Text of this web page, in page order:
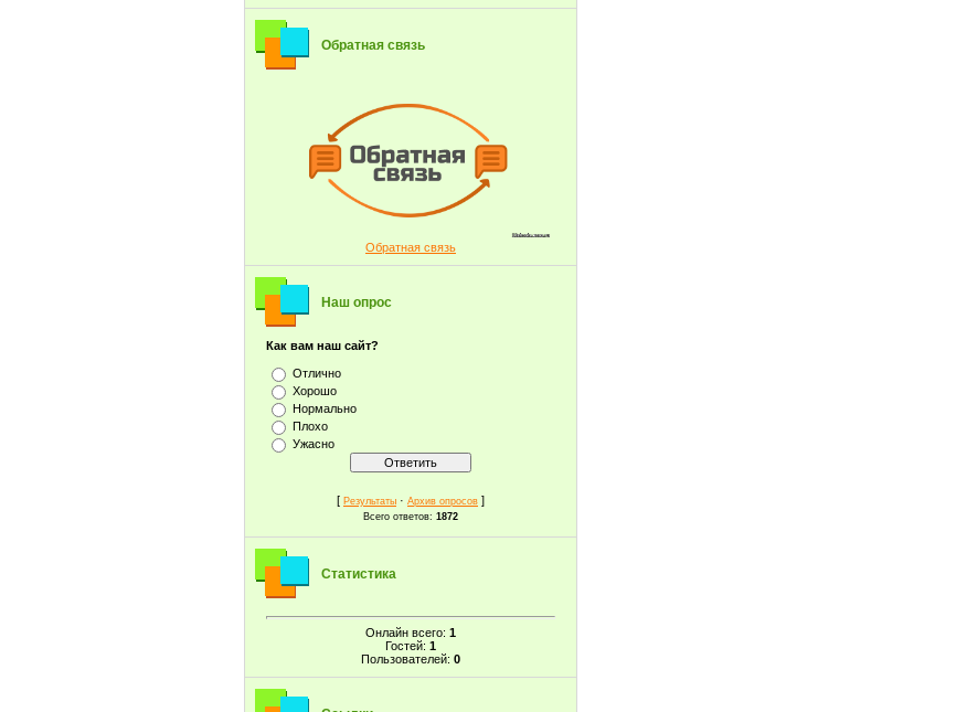
Обратная связь
Обратная связь
Наш опрос
Как вам наш сайт?
Отлично
Хорошо
Нормально
Плохо
Ужасно
[ Результаты · Архив опросов ]
Всего ответов: 1872
Статистика
Онлайн всего: 1
Гостей: 1
Пользователей: 0